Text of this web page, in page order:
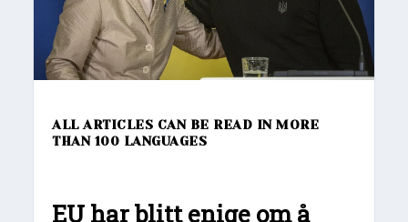
ALL ARTICLES CAN BE READ IN MORE
THAN 100 LANGUAGES
EU har blitt enige om å